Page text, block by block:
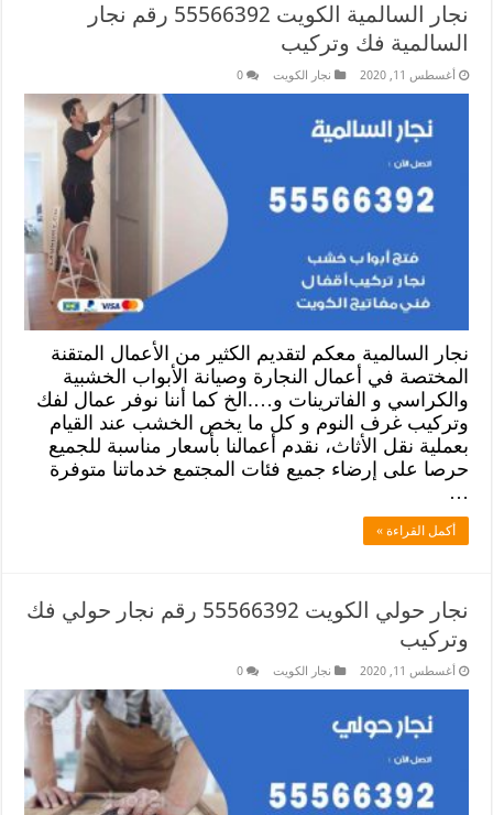
نجار السالمية الكويت 55566392 رقم نجار
السالمية فك وتركيب
أغسطس 11, 2020 نجار الكويت 0
نجار السالمية معكم لتقديم الكثير من الأعمال المتقنة
المختصة في أعمال النجارة وصيانة الأبواب الخشبية
والكراسي و الفاترينات و….الخ كما أننا نوفر عمال لفك
وتركيب غرف النوم و كل ما يخص الخشب عند القيام
بعملية نقل الأثاث، نقدم أعمالنا بأسعار مناسبة للجميع
حرصا على إرضاء جميع فئات المجتمع خدماتنا متوفرة
…
أكمل القراءة »
نجار حولي الكويت 55566392 رقم نجار حولي فك
وتركيب
أغسطس 11, 2020 نجار الكويت 0